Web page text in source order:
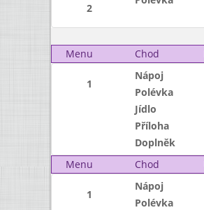
2
Menu
Chod
1
Nápoj
Polévka
Jídlo
Příloha
Doplněk
Menu
Chod
1
Nápoj
Polévka